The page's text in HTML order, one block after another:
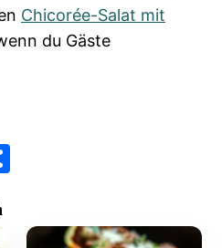
Chicorée-Salat mit
du Gäste
le